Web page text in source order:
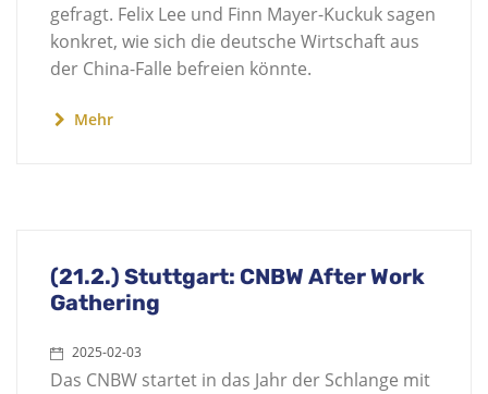
gefragt. Felix Lee und Finn Mayer-Kuckuk sagen
konkret, wie sich die deutsche Wirtschaft aus
der China-Falle befreien könnte.
Mehr
(21.2.) Stuttgart: CNBW After Work
Gathering
2025-02-03
Das CNBW startet in das Jahr der Schlange mit